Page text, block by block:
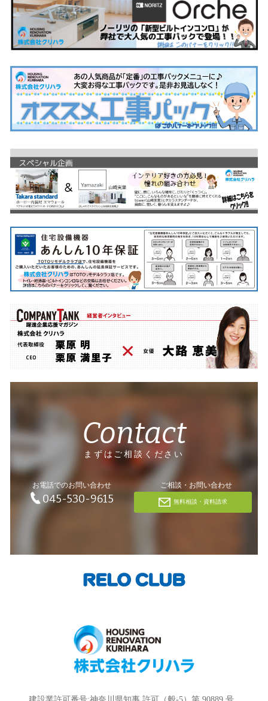
Contact
まずはご相談ください
お電話でのお問い合わせ
045-530-9615
ご相談・お問い合わせ
無料相談・資料請求